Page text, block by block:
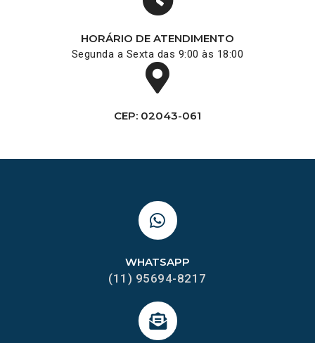
HORÁRIO DE ATENDIMENTO
Segunda a Sexta das 9:00 às 18:00
CEP: 02043-061
WHATSAPP
(11) 95694-8217